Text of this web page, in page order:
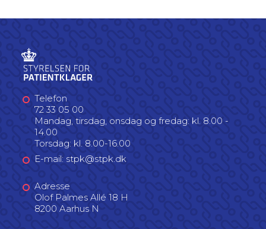
Telefon
72 33 05 00
Mandag, tirsdag, onsdag og fredag: kl. 8.00 -
14.00
Torsdag: kl. 8.00-16.00
E-mail: stpk@stpk.dk
Adresse
Olof Palmes Allé 18 H
8200 Aarhus N